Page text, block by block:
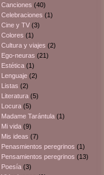
Canciones (40)
Celebraciones (1)
Cine y TV (3)
Colores (1)
Cultura y viajes (2)
Ego-neuras (21)
Estética (1)
Lenguaje (2)
Listas (2)
Literatura (5)
Locura (5)
Madame Tarántula (1)
Mi vida (9)
Mis ideas (7)
Penasmientos peregrinos (1)
Pensamientos peregrinos (13)
Poesía (3)